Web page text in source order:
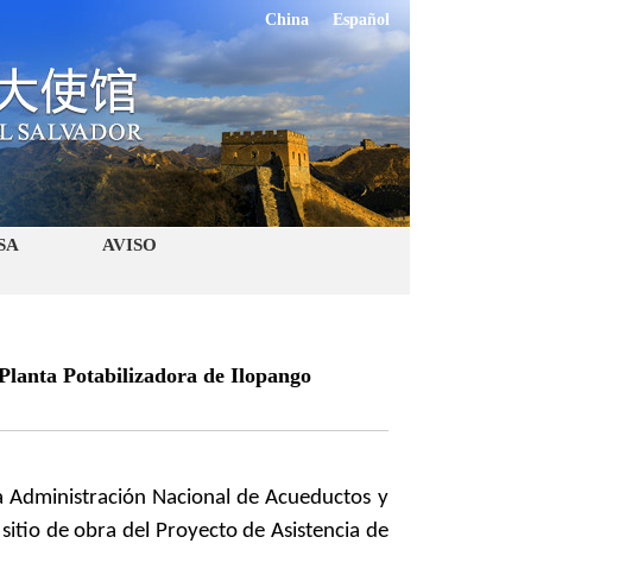
China Español
AVISO
Potabilizadora de Ilopango
Nacional de Acueductos y
de obra del Proyecto de Asistencia de